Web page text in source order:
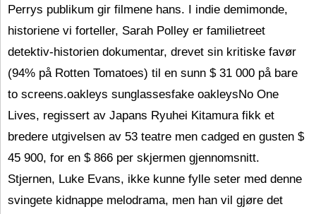
Perrys publikum gir filmene hans. I indie demimonde,
historiene vi forteller, Sarah Polley er familietreet
detektiv-historien dokumentar, drevet sin kritiske favør
(94% på Rotten Tomatoes) til en sunn $ 31 000 på bare
to screens.oakleys sunglassesfake oakleysNo One
Lives, regissert av Japans Ryuhei Kitamura fikk et
bredere utgivelsen av 53 teatre men cadged en gusten $
45 900, for en $ 866 per skjermen gjennomsnitt.
Stjernen, Luke Evans, ikke kunne fylle seter med denne
svingete kidnappe melodrama, men han vil gjøre det